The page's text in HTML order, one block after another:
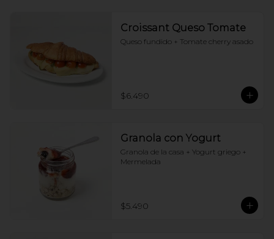
Croissant Queso Tomate
Queso fundido + Tomate cherry asado
$6.490
Granola con Yogurt
Granola de la casa + Yogurt griego +
Mermelada
$5.490